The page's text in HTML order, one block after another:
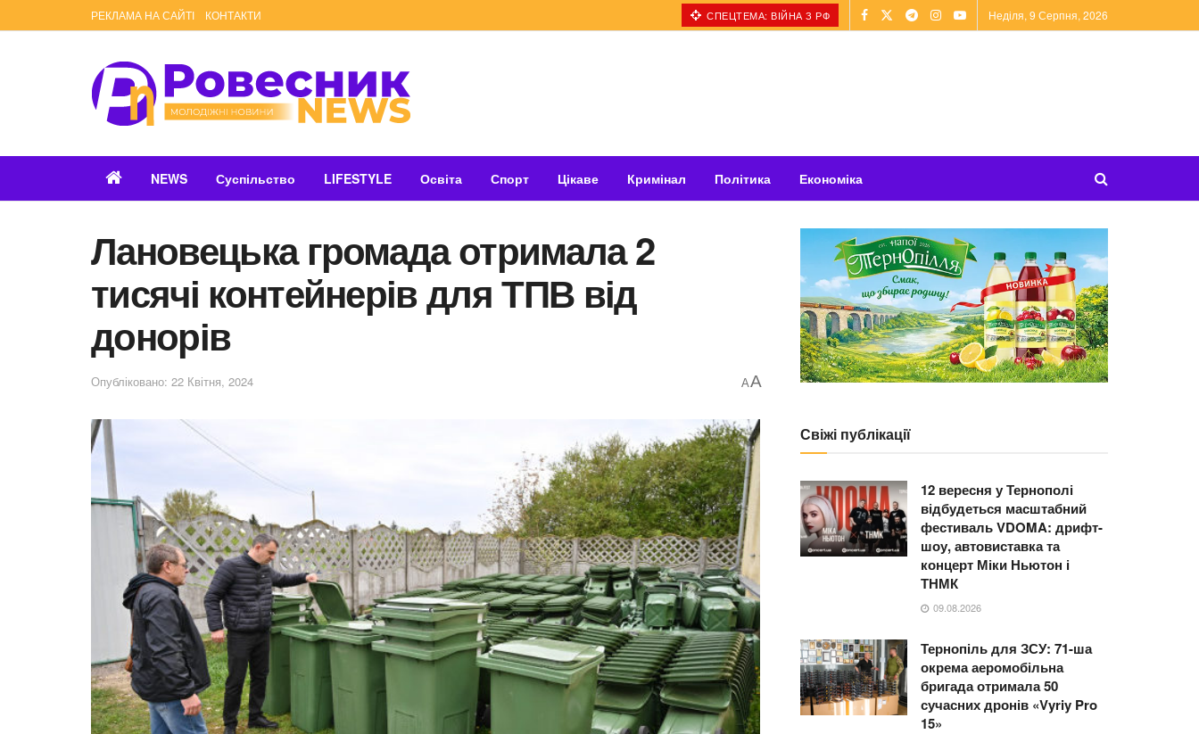
РЕКЛАМА НА САЙТІ КОНТАКТИ СПЕЦТЕМА: ВІЙНА З РФ Неділя, 9 Серпня, 2026
NEWS Суспільство LIFESTYLE Освіта Спорт Цікаве Кримінал Політика Економіка
Лановецька громада отримала 2
тисячі контейнерів для ТПВ від
донорів
Опубліковано: 22 Квітня, 2024 AA
Свіжі публікації
12 вересня у Тернополі
відбудеться масштабний
фестиваль VDOMA: дрифт-
шоу, автовиставка та
концерт Міки Ньютон і
ТНМК
09.08.2026
Тернопіль для ЗСУ: 71-ша
окрема аеромобільна
бригада отримала 50
сучасних дронів «Vyriy Pro
15»